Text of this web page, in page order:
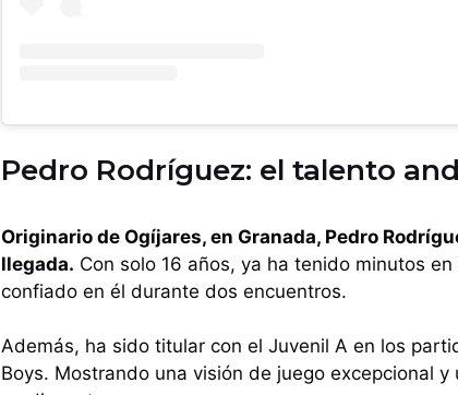
Pedro Rodríguez: el talento
Originario de Ogíjares, en Granada, Pedro
llegada. Con solo 16 años, ya ha tenido minutos
confiado en él durante dos encuentros.
Además, ha sido titular con el Juvenil A en los
Boys. Mostrando una visión de juego excepcional